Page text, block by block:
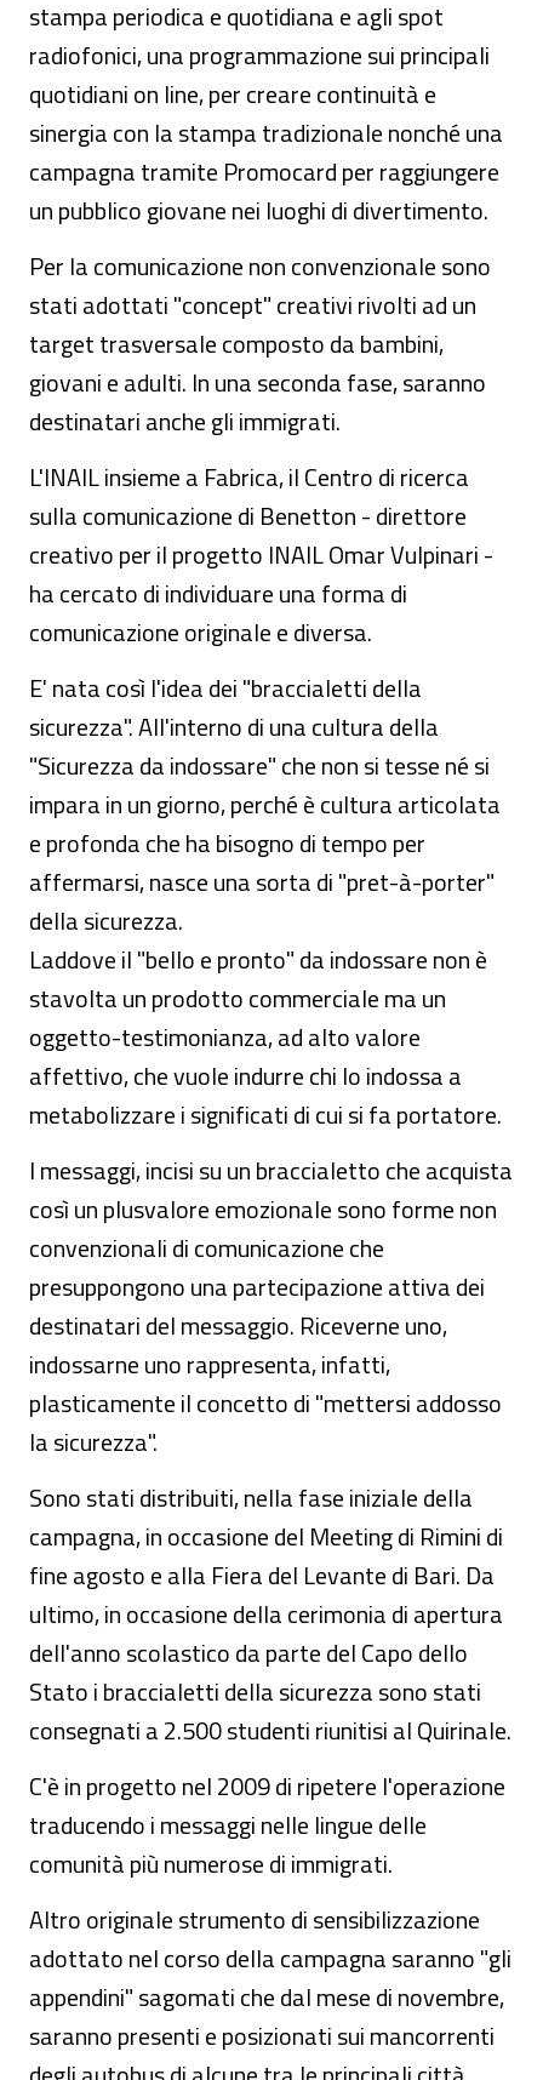
stampa periodica e quotidiana e agli spot
radiofonici, una programmazione sui principali
quotidiani on line, per creare continuità e
sinergia con la stampa tradizionale nonché una
campagna tramite Promocard per raggiungere
un pubblico giovane nei luoghi di divertimento.
Per la comunicazione non convenzionale sono
stati adottati "concept" creativi rivolti ad un
target trasversale composto da bambini,
giovani e adulti. In una seconda fase, saranno
destinatari anche gli immigrati.
L'INAIL insieme a Fabrica, il Centro di ricerca
sulla comunicazione di Benetton - direttore
creativo per il progetto INAIL Omar Vulpinari -
ha cercato di individuare una forma di
comunicazione originale e diversa.
E' nata così l'idea dei "braccialetti della
sicurezza". All'interno di una cultura della
"Sicurezza da indossare" che non si tesse né si
impara in un giorno, perché è cultura articolata
e profonda che ha bisogno di tempo per
affermarsi, nasce una sorta di "pret-à-porter"
della sicurezza.
Laddove il "bello e pronto" da indossare non è
stavolta un prodotto commerciale ma un
oggetto-testimonianza, ad alto valore
affettivo, che vuole indurre chi lo indossa a
metabolizzare i significati di cui si fa portatore.
I messaggi, incisi su un braccialetto che acquista
così un plusvalore emozionale sono forme non
convenzionali di comunicazione che
presuppongono una partecipazione attiva dei
destinatari del messaggio. Riceverne uno,
indossarne uno rappresenta, infatti,
plasticamente il concetto di "mettersi addosso
la sicurezza".
Sono stati distribuiti, nella fase iniziale della
campagna, in occasione del Meeting di Rimini di
fine agosto e alla Fiera del Levante di Bari. Da
ultimo, in occasione della cerimonia di apertura
dell'anno scolastico da parte del Capo dello
Stato i braccialetti della sicurezza sono stati
consegnati a 2.500 studenti riunitisi al Quirinale.
C'è in progetto nel 2009 di ripetere l'operazione
traducendo i messaggi nelle lingue delle
comunità più numerose di immigrati.
Altro originale strumento di sensibilizzazione
adottato nel corso della campagna saranno "gli
appendini" sagomati che dal mese di novembre,
saranno presenti e posizionati sui mancorrenti